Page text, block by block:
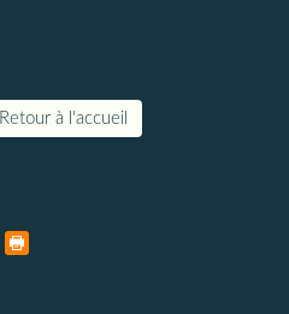
Retour à l'accueil